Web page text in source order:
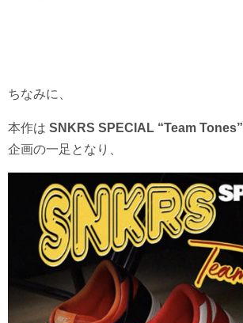
ちなみに、
本作は SNKRS SPECIAL “Team Tones”
企画の一足となり、